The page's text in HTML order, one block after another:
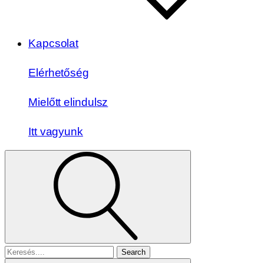
Kapcsolat
Elérhetőség
Mielőtt elindulsz
Itt vagyunk
Search